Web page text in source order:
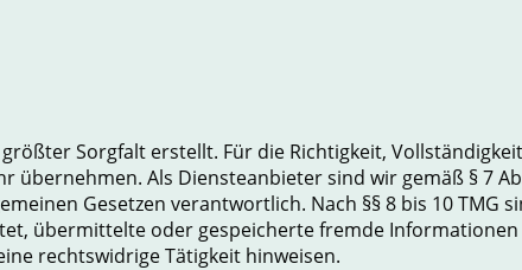
Sorgfalt erstellt. Für die Richtigkeit,
übernehmen. Als Diensteanbieter sind wir gemäß § 7
Gesetzen verantwortlich. Nach §§ 8 bis 10 TMG
übermittelte oder gespeicherte fremde
rechtswidrige Tätigkeit hinweisen.